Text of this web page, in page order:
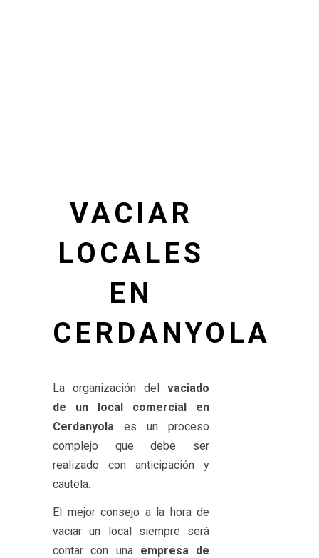
VACIAR
LOCALES
EN
CERDANYOLA
La organización del vaciado
de un local comercial en
Cerdanyola es un proceso
complejo que debe ser
realizado con anticipación y
cautela.
El mejor consejo a la hora de
vaciar un local siempre será
contar con una empresa de